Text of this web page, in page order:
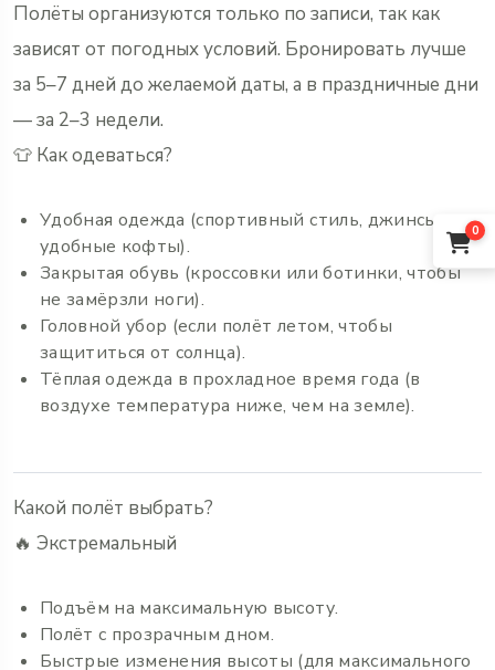
0
Полёты организуются только по записи, так как
зависят от погодных условий. Бронировать лучше
за 5–7 дней до желаемой даты, а в праздничные дни
— за 2–3 недели.
👕 Как одеваться?
Удобная одежда (спортивный стиль, джинсы,
удобные кофты).
Закрытая обувь (кроссовки или ботинки, чтобы
не замёрзли ноги).
Головной убор (если полёт летом, чтобы
защититься от солнца).
Тёплая одежда в прохладное время года (в
воздухе температура ниже, чем на земле).
Какой полёт выбрать?
🔥 Экстремальный
Подъём на максимальную высоту.
Полёт с прозрачным дном.
Быстрые изменения высоты (для максимального